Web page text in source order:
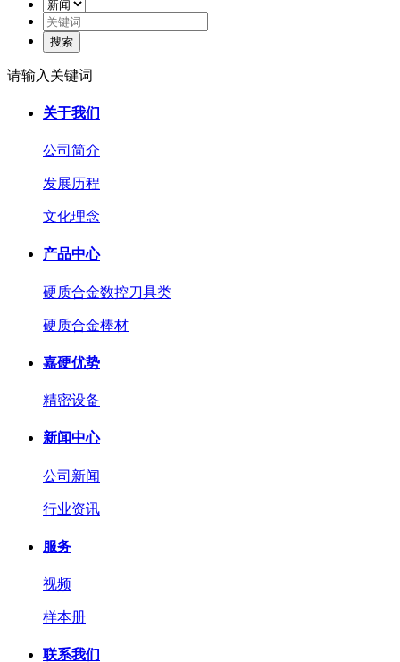
请输入关键词
关于我们
公司简介
发展历程
文化理念
产品中心
硬质合金数控刀具类
硬质合金棒材
嘉硬优势
精密设备
新闻中心
公司新闻
行业资讯
服务
视频
样本册
联系我们